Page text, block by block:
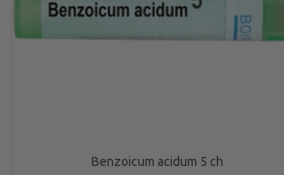
Benzoicum acidum 5 ch